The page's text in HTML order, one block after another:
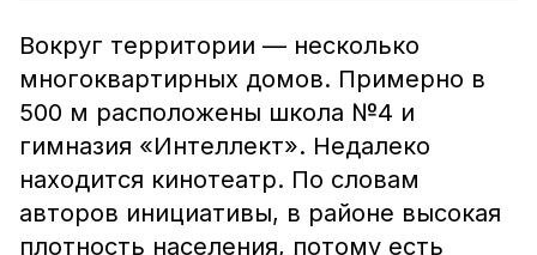
Вокруг территории — несколько
многоквартирных домов. Примерно в
500 м расположены школа №4 и
гимназия «Интеллект». Недалеко
находится кинотеатр. По словам
авторов инициативы, в районе высокая
плотность населения, потому есть